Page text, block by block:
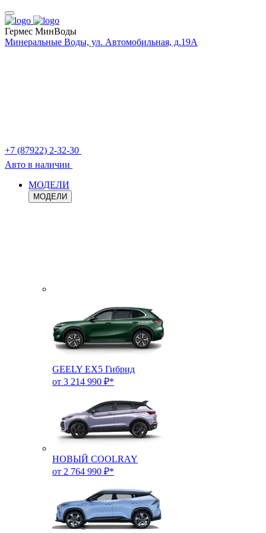
Гермес МинВоды
Минеральные Воды, ул. Автомобильная, д.19А
+7 (87922) 2-32-30
Авто в наличии
МОДЕЛИ
МОДЕЛИ
GEELY EX5 Гибрид
от 3 214 990 ₽*
НОВЫЙ COOLRAY
от 2 764 990 ₽*